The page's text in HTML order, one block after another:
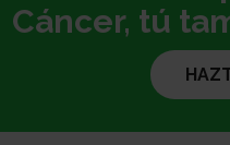
Registro
Inicio
Cáncer, tú